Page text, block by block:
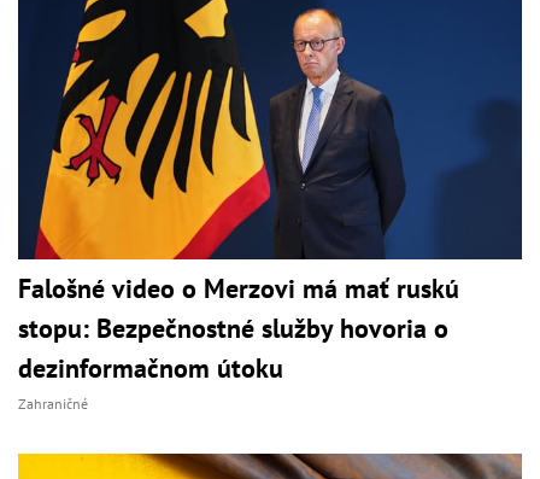
Falošné video o Merzovi má mať ruskú
stopu: Bezpečnostné služby hovoria o
dezinformačnom útoku
Zahraničné